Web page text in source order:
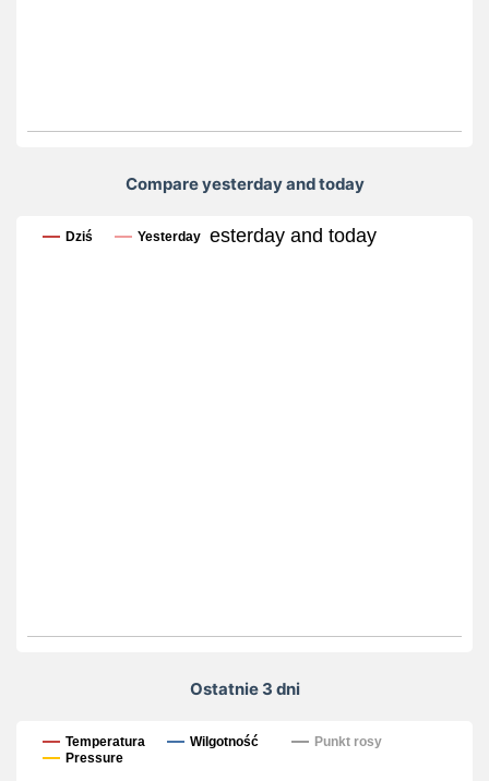
Compare yesterday and today
Compare yesterday and today
Dziś Yesterday
Ostatnie 3 dni
Ostatnie 3 dni
Temperatura Wilgotność
Punkt rosy
Pressure